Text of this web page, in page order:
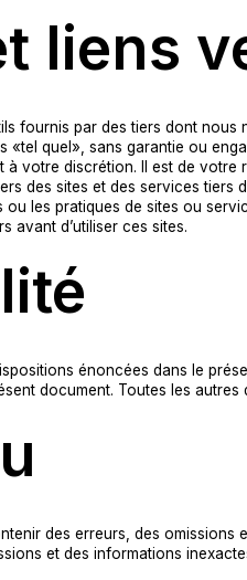
liens
fournis par des tiers dont
«tel quel», sans garantie ou
votre discrétion. Il est de votre
des sites et des services tiers
les pratiques de sites ou
avant d’utiliser ces sites.
énoncées dans le
document. Toutes les
des erreurs, des
et des informations